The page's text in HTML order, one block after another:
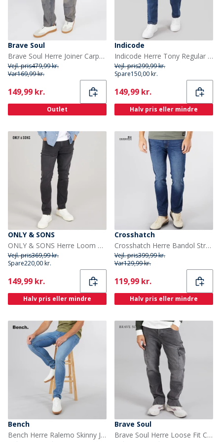
Brave Soul
Brave Soul Herre Joiner Carpenter Løstsiddende Jeans Mb Blå Vask
Vejl. pris479,99 kr.
Var169,99 kr.
Current
149,99 kr.
Outlet
Indicode
Indicode Herre Tony Regular Fit Jeans Medium Indigo
Vejl. pris299,99 kr.
Spare150,00 kr.
Current
149,99 kr.
Halv pris eller mindre
ONLY & SONS
ONLY & SONS Herre Loom Slim Fit Jeans Washed Black
Vejl. pris369,99 kr.
Spare220,00 kr.
Current
149,99 kr.
Halv pris eller mindre
Crosshatch
Crosshatch Herre Bandol Straight Fit Jeans Mørk Vask
Vejl. pris399,99 kr.
Var129,99 kr.
Current
119,99 kr.
Halv pris eller mindre
Bench
Bench Herre Ralemo Skinny Jeans Midwash
Brave Soul
Brave Soul Herre Loose Fit Cargo Jeans Grå